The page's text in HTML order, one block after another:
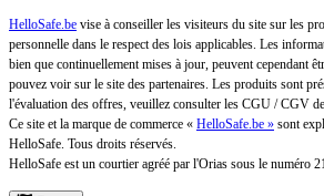
HelloSafe.be vise à conseiller les visiteurs du site sur les
personnelle dans le respect des lois applicables. Les
bien que continuellement mises à jour, peuvent cependant
pouvez voir sur le site des partenaires. Les produits sont
l'évaluation des offres, veuillez consulter les CGU / CGV
Ce site et la marque de commerce « HelloSafe.be » sont
HelloSafe. Tous droits réservés.
HelloSafe est un courtier agréé par l'Orias sous le numéro